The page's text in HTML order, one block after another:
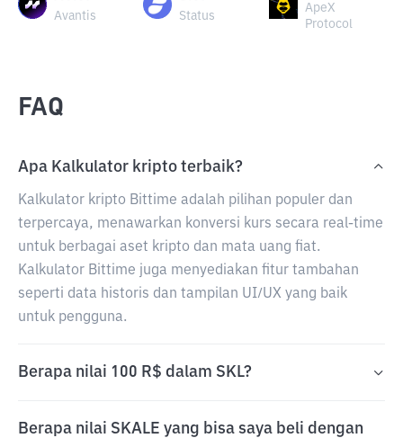
Avantis Status
ApeX
Protocol
FAQ
Apa Kalkulator kripto terbaik?
Kalkulator kripto Bittime adalah pilihan populer dan
terpercaya, menawarkan konversi kurs secara real-time
untuk berbagai aset kripto dan mata uang fiat.
Kalkulator Bittime juga menyediakan fitur tambahan
seperti data historis dan tampilan UI/UX yang baik
untuk pengguna.
Berapa nilai 100 R$ dalam SKL?
Berapa nilai SKALE yang bisa saya beli dengan